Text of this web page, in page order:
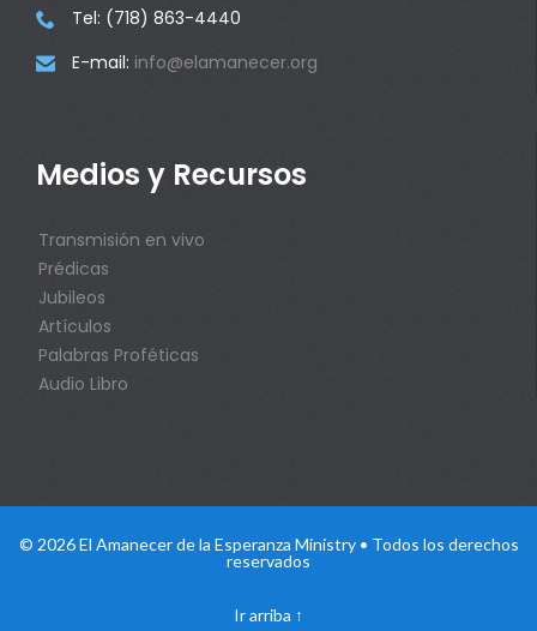
 Tel: (718) 863-4440
 E-mail: info@elamanecer.org
Medios y Recursos
Transmisión en vivo
Prédicas
Jubileos
Artículos
Palabras Proféticas
Audio Libro
© 2026 El Amanecer de la Esperanza Ministry • Todos los derechos
reservados
Ir arriba ↑